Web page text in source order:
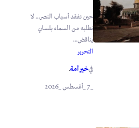
حين نفقد أسباب النصر… لا
نطلبه من السماء بلسانٍ
يناقض...
التحرير
فيخير أمة.